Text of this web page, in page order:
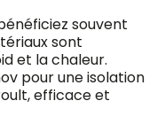
souvent
sont
et la chaleur.
pour une isolation
efficace et